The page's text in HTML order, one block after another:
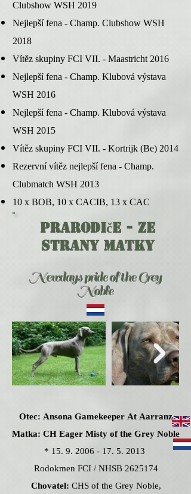
Clubshow WSH 2019
Nejlepší fena - Champ. Clubshow WSH
2018
Vítěz skupiny FCI VII. - Maastricht 2016
Nejlepší fena - Champ. Klubová výstava
WSH 2016
Nejlepší fena - Champ. Klubová výstava
WSH 2015
Vítěz skupiny FCI VII. - Kortrijk (Be) 2014
Rezervní vítěz nejlepší fena - Champ.
Clubmatch WSH 2013
10 x BOB, 10 x CACIB, 13 x CAC
PRARODIče - ze
strany matky
Newdays pride of the Grey
Noble
Otec: Ansona Gamekeeper At Aarranz
Matka: CH Eager Misty of the Grey Noble
* 15. 9. 2006 - 17. 5. 2013
Rodokmen FCI / NHSB2625174
Chovatel:CHS of the Grey Noble,